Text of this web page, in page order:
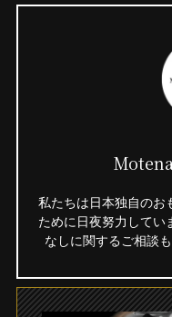
私たちは日本独自のお
ために日夜努力してい
なしに関するご相談